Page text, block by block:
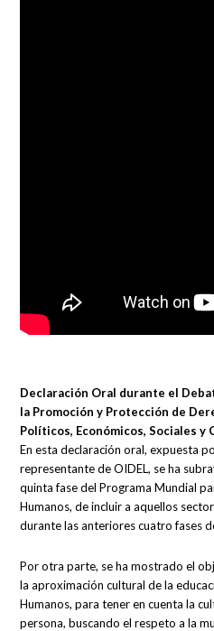
Declaración Oral durante el
la Promoción y Protección de
Políticos, Económicos, Sociales y
En esta declaración oral, expuesta
representante de OIDEL, se ha
quinta fase del Programa Mundial
Humanos, de incluir a aquellos
durante las anteriores cuatro fases
Por otra parte, se ha mostrado el
la aproximación cultural de la
Humanos, para tener en cuenta la
persona, buscando el respeto a la